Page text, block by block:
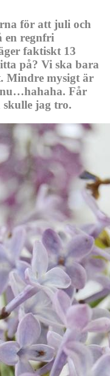
för att juli och
en regnfri
faktiskt 13
på? Vi ska bara
Mindre mysigt är
Får
skulle jag tro.